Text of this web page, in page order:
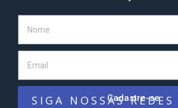
Cadastre-se
SIGA NOSSAS